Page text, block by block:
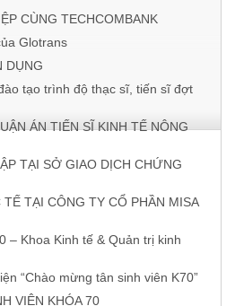
CÙNG TECHCOMBANK
Glotrans
DỤNG
tạo trình độ thạc sĩ, tiến sĩ đợt
ÁN TIẾN SĨ KINH TẾ NÔNG
TẠI SỞ GIAO DỊCH CHỨNG
TẠI CÔNG TY CỔ PHẦN MISA
– Khoa Kinh tế & Quản trị kinh
“Chào mừng tân sinh viên K70”
VIÊN KHÓA 70